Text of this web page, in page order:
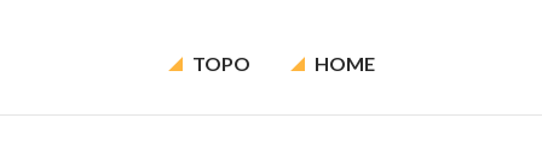
TOPO HOME